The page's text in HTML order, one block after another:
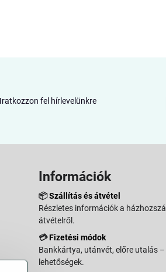
Iratkozzon fel hírlevelünkre
Információk
📦Szállítás és átvétel
Részletes információk a
átvételről.
💳Fizetési módok
Bankkártya, utánvét, előre utalás
lehetőségek.